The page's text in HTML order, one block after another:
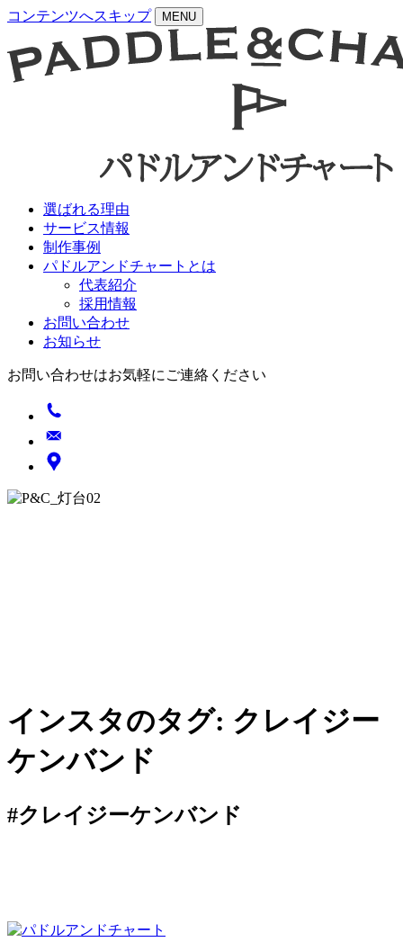
コンテンツへスキップ MENU
選ばれる理由
サービス情報
制作事例
パドルアンドチャートとは
代表紹介
採用情報
お問い合わせ
お知らせ
お問い合わせはお気軽にご連絡ください
インスタのタグ: クレイジー
ケンバンド
#クレイジーケンバンド